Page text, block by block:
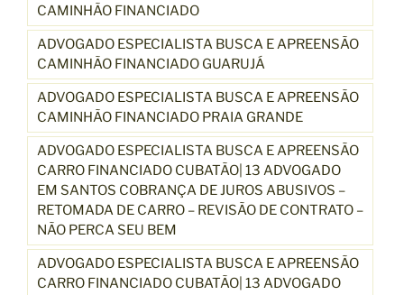
CAMINHÃO FINANCIADO
ADVOGADO ESPECIALISTA BUSCA E APREENSÃO
CAMINHÃO FINANCIADO GUARUJÁ
ADVOGADO ESPECIALISTA BUSCA E APREENSÃO
CAMINHÃO FINANCIADO PRAIA GRANDE
ADVOGADO ESPECIALISTA BUSCA E APREENSÃO
CARRO FINANCIADO CUBATÃO| 13 ADVOGADO
EM SANTOS COBRANÇA DE JUROS ABUSIVOS –
RETOMADA DE CARRO – REVISÃO DE CONTRATO –
NÃO PERCA SEU BEM
ADVOGADO ESPECIALISTA BUSCA E APREENSÃO
CARRO FINANCIADO CUBATÃO| 13 ADVOGADO